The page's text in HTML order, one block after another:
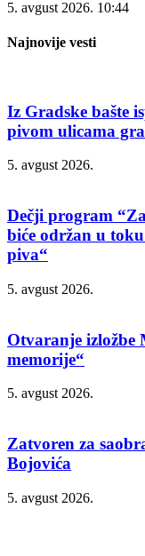
5. avgust 2026. 10:44
Najnovije vesti
Iz Gradske bašte
pivom ulicama
5. avgust 2026.
Dečji program
biće održan u
piva“
5. avgust 2026.
Otvaranje izložbe
memorije“
5. avgust 2026.
Zatvoren za
Bojovića
5. avgust 2026.